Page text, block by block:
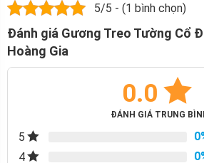
5/5 - (1 bình chọn)
Đánh giá Gương Treo Tường Cổ
Hoàng Gia
0.0
ĐÁNH GIÁ TRUNG
5
4